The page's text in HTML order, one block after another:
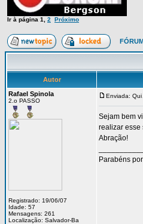
Ir à página 1 2 Próximo
Autor
Rafael Spinola
2.o PASSO
Registrado: 19/06/07
Idade: 57
Mensagens: 261
Localização: Salvador-Ba
Enviada:
Sejam bem
realizar esse
Abração!
Parabéns